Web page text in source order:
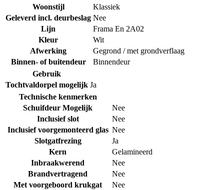
Woonstijl
Klassiek
Geleverd incl. deurbeslag Nee
Lijn
Frama En 2A02
Kleur
Wit
Afwerking
Gegrond / met grondverflaag
Binnen- of buitendeur
Binnendeur
Gebruik
Tochtvaldorpel mogelijk Ja
Technische kenmerken
Schuifdeur Mogelijk
Nee
Inclusief slot
Nee
Inclusief voorgemonteerd glas Nee
Slotgatfrezing
Ja
Kern
Gelamineerd
Inbraakwerend
Nee
Brandvertragend
Nee
Met voorgeboord krukgat
Nee